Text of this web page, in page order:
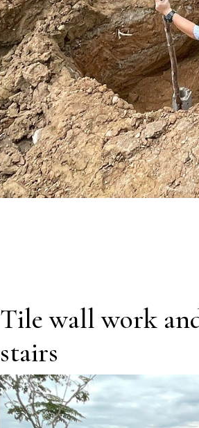
Tile wall work
stairs